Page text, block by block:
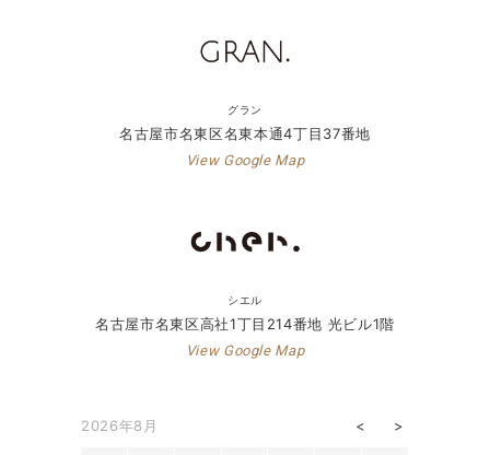
グラン
名古屋市名東区名東本通4丁目37番地
View Google Map
シエル
名古屋市名東区高社1丁目214番地 光ビル1階
View Google Map
2026年8月